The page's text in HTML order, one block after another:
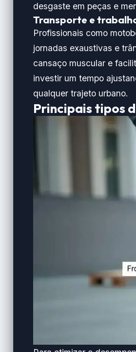
desgaste em peças e
Transporte e
Profissionais como
jornadas exaustivas e
cansaço muscular e
investir um tempo
qualquer trajeto urbano.
Principais tipos